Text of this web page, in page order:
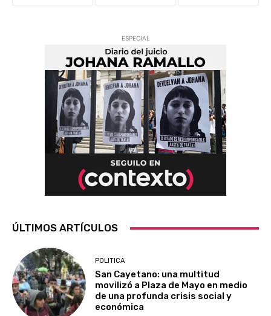
ESPECIAL
ÚLTIMOS ARTÍCULOS
POLITICA
San Cayetano: una multitud
movilizó a Plaza de Mayo en medio
de una profunda crisis social y
económica